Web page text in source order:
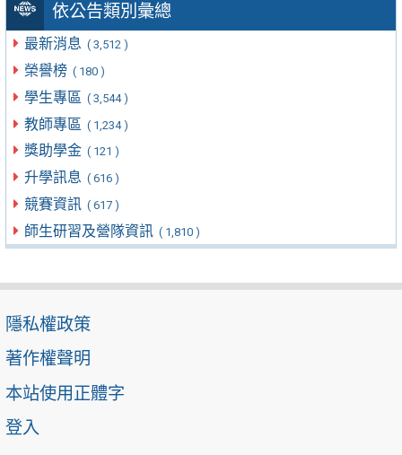
依公告類別彙總
最新消息 ( 3,512 )
榮譽榜 ( 180 )
學生專區 ( 3,544 )
教師專區 ( 1,234 )
獎助學金 ( 121 )
升學訊息 ( 616 )
競賽資訊 ( 617 )
師生研習及營隊資訊 ( 1,810 )
隱私權政策
著作權聲明
本站使用正體字
登入